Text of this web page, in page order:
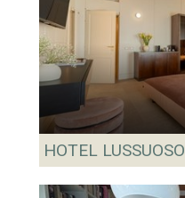
HOTEL LUSSUOSO